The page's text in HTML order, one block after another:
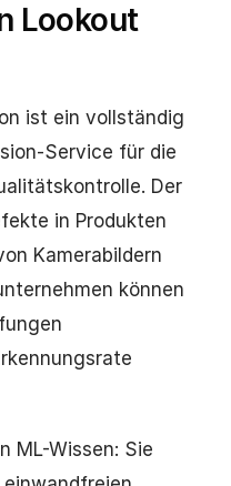
Lookout
ist ein vollständig
Service für die
Der
in Produkten
Kamerabildern
können
ML-Wissen: Sie